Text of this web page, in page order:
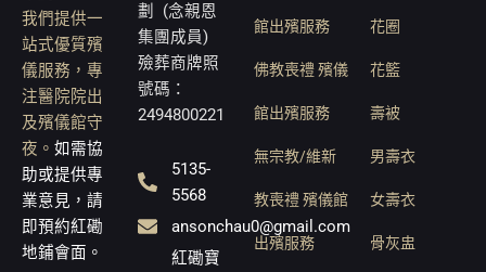
我們提供一
站式優質殯
儀服務，專
注醫院院出
及殯儀館守
夜。 如需協
助或提供專
業意見，請
即預約紅磡
地鋪會面。
劃 (念親恩
集團成員)
殮葬商牌照
號碼：
2494800221
5135-
5568
ansonchau0@gmail.com
紅磡寶
館出殯服務
佛教喪禮 殯儀
館出殯服務
無宗教/維新
教喪禮 殯儀館
出殯服務
花圈
花籃
壽被
男壽衣
女壽衣
骨灰盅